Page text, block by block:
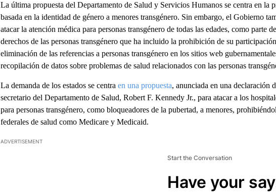
La última propuesta del Departamento de Salud y Servicios Humanos se centra en la
basada en la identidad de género a menores transgénero. Sin embargo, el Gobierno
atacar la atención médica para personas transgénero de todas las edades, como parte
derechos de las personas transgénero que ha incluido la prohibición de su
eliminación de las referencias a personas transgénero en los sitios web
recopilación de datos sobre problemas de salud relacionados con las personas
La demanda de los estados se centra en una propuesta, anunciada en una declaración
secretario del Departamento de Salud, Robert F. Kennedy Jr., para atacar a los
para personas transgénero, como bloqueadores de la pubertad, a menores,
federales de salud como Medicare y Medicaid.
ADVERTISEMENT
Start the Conversation
Have your